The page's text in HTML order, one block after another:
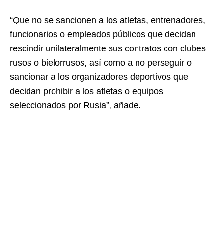
“Que no se sancionen a los atletas, entrenadores,
funcionarios o empleados públicos que decidan
rescindir unilateralmente sus contratos con clubes
rusos o bielorrusos, así como a no perseguir o
sancionar a los organizadores deportivos que
decidan prohibir a los atletas o equipos
seleccionados por Rusia”, añade.